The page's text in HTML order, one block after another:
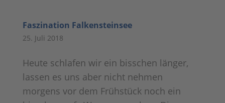
Faszination Falkensteinsee
25. Juli 2018
Heute schlafen wir ein bisschen länger,
lassen es uns aber nicht nehmen
morgens vor dem Frühstück noch ein